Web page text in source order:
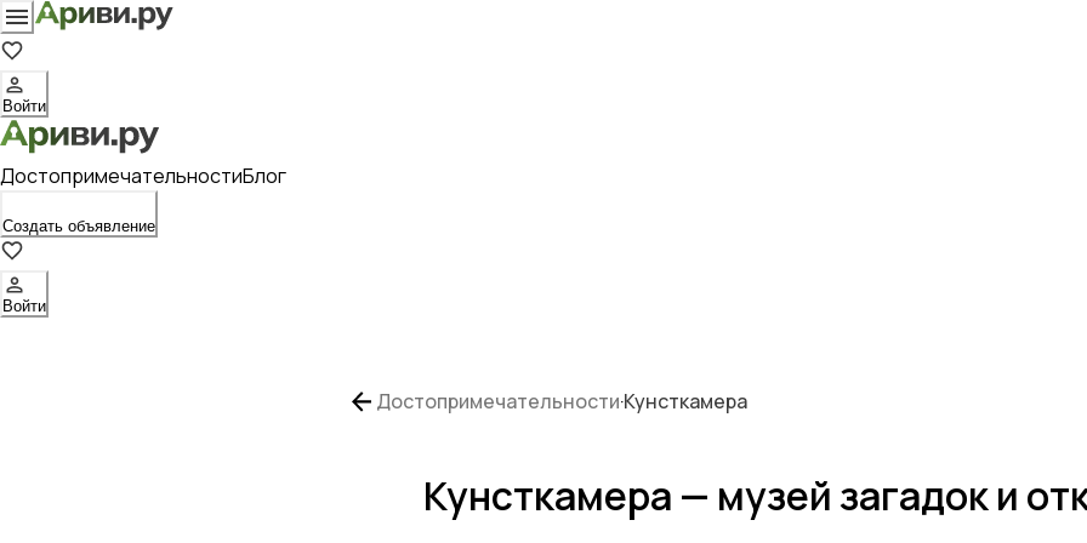
Войти
ДостопримечательностиБлог
Создать объявление
Войти
Достопримечательности·Кунсткамера
Кунсткамера — музей загадок и